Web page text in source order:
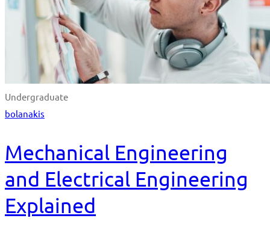
Undergraduate
bolanakis
Mechanical Engineering
and Electrical Engineering
Explained